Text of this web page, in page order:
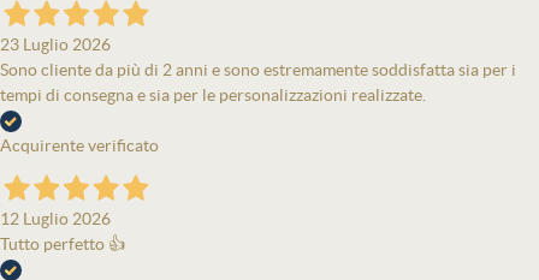
23 Luglio 2026
Sono cliente da più di 2 anni e sono estremamente soddisfatta sia per i
tempi di consegna e sia per le personalizzazioni realizzate.
Acquirente verificato
12 Luglio 2026
Tutto perfetto 👍